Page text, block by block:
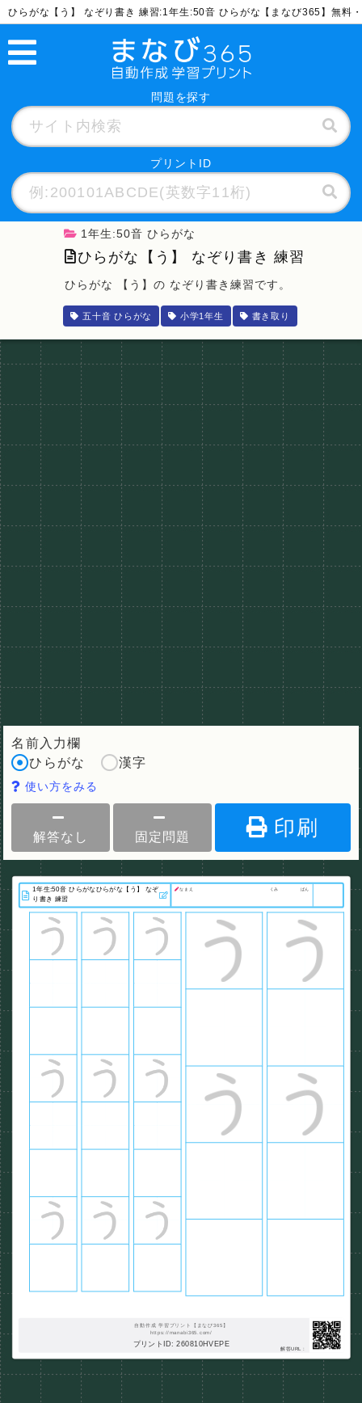
ひらがな【う】 なぞり書き 練習:1年生:50音 ひらがな【まなび365】無料
問題を探す
プリントID
1年生:50音 ひらがな
ひらがな【う】 なぞり書き 練習
ひらがな 【う】の なぞり書き練習です。
五十音 ひらがな 小学1年生 書き取り
名前入力欄
ひらがな
漢字
使い方をみる
解答なし 固定問題 印刷
なまえ くみ ばん
自動作成 学習プリント【まなび365】
https://manabi365.com/
プリントID: 260810HVEPE
解答URL :